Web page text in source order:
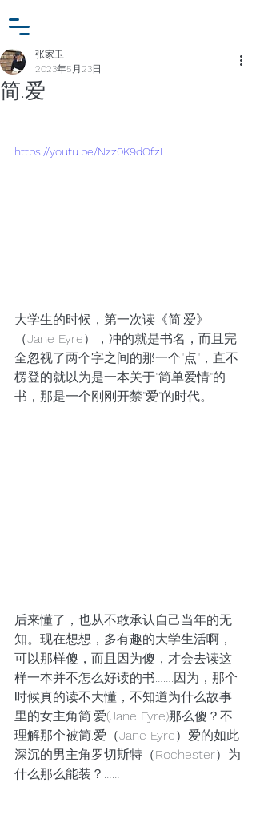
简.爱
张家卫
2023年5月23日
https://youtu.be/Nzz0K9dOfzI
大学生的时候，第一次读《简.爱》
（Jane Eyre），冲的就是书名，而且完
全忽视了两个字之间的那一个"点"，直不
楞登的就以为是一本关于"简单爱情"的
书，那是一个刚刚开禁"爱"的时代。
后来懂了，也从不敢承认自己当年的无
知。现在想想，多有趣的大学生活啊，
可以那样傻，而且因为傻，才会去读这
样一本并不怎么好读的书…….因为，那个
时候真的读不大懂，不知道为什么故事
里的女主角简.爱(Jane Eyre)那么傻？不
理解那个被简.爱（Jane Eyre）爱的如此
深沉的男主角罗切斯特（Rochester）为
什么那么能装？……